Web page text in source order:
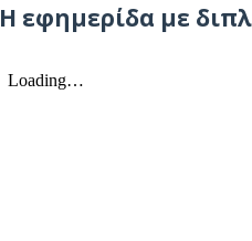
Η εφημερίδα με